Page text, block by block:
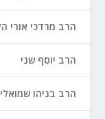
הרב מרדכי אורי
הרב יוסף שני
הרב בניהו שמואלי